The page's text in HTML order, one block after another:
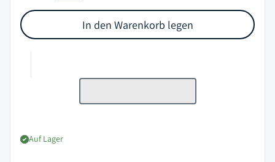
In den Warenkorb legen
Auf Lager